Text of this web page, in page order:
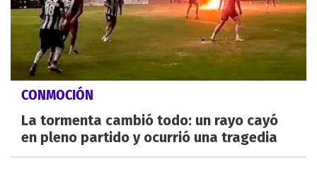
CONMOCIÓN
La tormenta cambió todo: un rayo cayó
en pleno partido y ocurrió una tragedia